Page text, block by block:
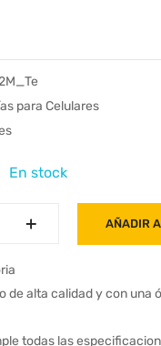
para Celulares
En stock
+
+ AÑADIR
de alta calidad y con una
todas las